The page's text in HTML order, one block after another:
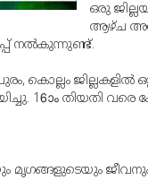
ഒരു
ആഴ്ച
നല്‍കുന്നുണ്ട്.
ജില്ലകളില്‍
16ാം തിയതി വരെ
മൃഗങ്ങളുടെയും